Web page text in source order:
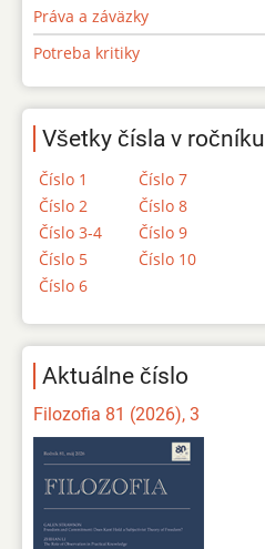
Práva a záväzky
Potreba kritiky
Všetky čísla v ročníku
Číslo 1
Číslo 2
Číslo 3-4
Číslo 5
Číslo 6
Číslo 7
Číslo 8
Číslo 9
Číslo 10
Aktuálne číslo
Filozofia 81 (2026), 3